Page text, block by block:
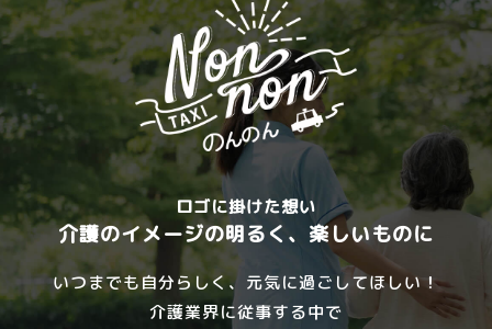
ロゴに掛けた想い
介護のイメージの明るく、楽しいものに
いつまでも自分らしく、元気に過ごしてほしい！
介護業界に従事する中で